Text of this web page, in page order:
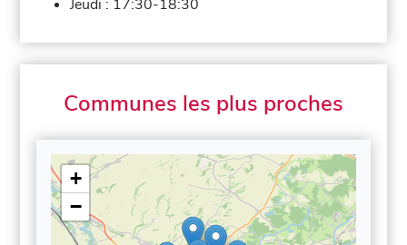
Jeudi : 17:30-18:30
Communes les plus proches
+
−